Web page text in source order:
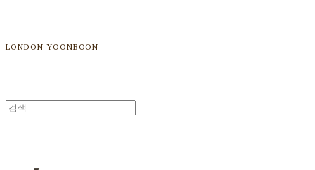
LONDON YOONBOON